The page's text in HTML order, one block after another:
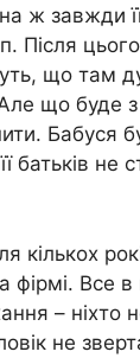
ж завжди
Після
що там
Але що буде
Бабуся
батьків не
фірмі. Все
– ніхто
не